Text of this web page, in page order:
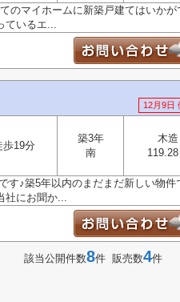
のマイホームに新築戸建てはいかが
ているエ...
12月9日
歩19分
築3年
南
木造
119.28
す♪築5年以内のまだまだ新しい物件
社にお聞か...
該当公開件数8件 販売数4件